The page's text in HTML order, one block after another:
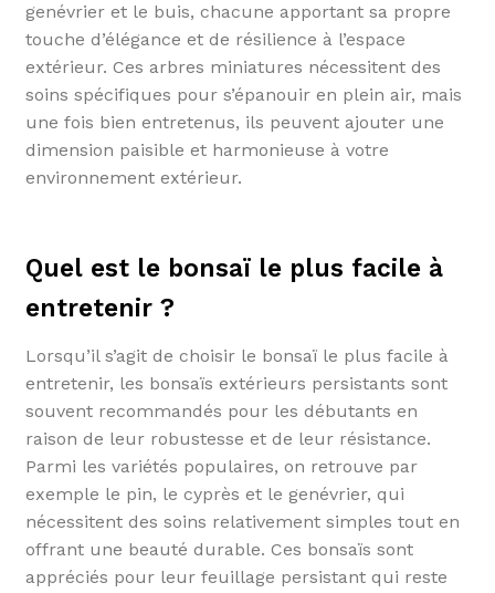
genévrier et le buis, chacune apportant sa propre
touche d’élégance et de résilience à l’espace
extérieur. Ces arbres miniatures nécessitent des
soins spécifiques pour s’épanouir en plein air, mais
une fois bien entretenus, ils peuvent ajouter une
dimension paisible et harmonieuse à votre
environnement extérieur.
Quel est le bonsaï le plus facile à
entretenir ?
Lorsqu’il s’agit de choisir le bonsaï le plus facile à
entretenir, les bonsaïs extérieurs persistants sont
souvent recommandés pour les débutants en
raison de leur robustesse et de leur résistance.
Parmi les variétés populaires, on retrouve par
exemple le pin, le cyprès et le genévrier, qui
nécessitent des soins relativement simples tout en
offrant une beauté durable. Ces bonsaïs sont
appréciés pour leur feuillage persistant qui reste